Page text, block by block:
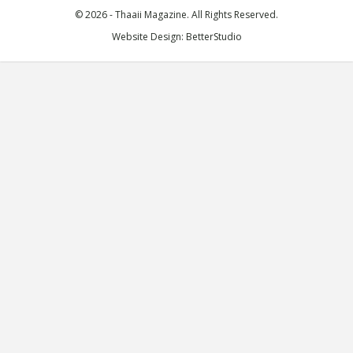
© 2026 - Thaaii Magazine. All Rights Reserved.
Website Design: BetterStudio